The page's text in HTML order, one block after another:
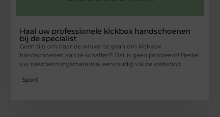
Haal uw professionele kickbox handschoenen
bij de specialist
Geen tijd om naar de winkel te gaan om kickbox
handschoenen aan te schaffen? Dat is geen probleem! Bestel
uw beschermingsmateriaal eenvoudig via de webshop
Sport